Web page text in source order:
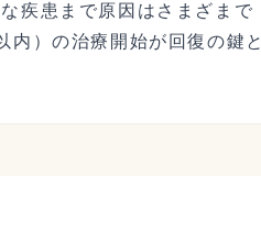
疾患まで原因はさまざまで
内）の治療開始が回復の鍵と